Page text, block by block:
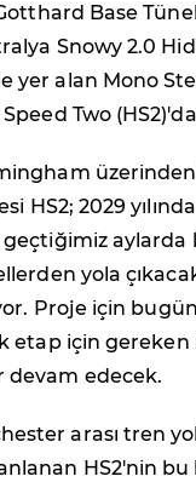
Base
Snowy 2.0
yer alan Mono
Two
HS2; 2029
geçtiğimiz aylarda
yola
Proje için
etap için
devam edecek.
arası tren
HS2'nin